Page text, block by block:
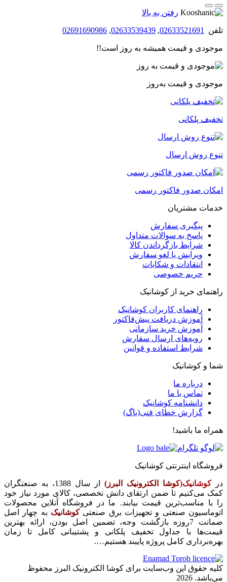
رفتن به بالا
تلفن 02633521691
,
02633539439
,
02691690986
موجودی و قیمت همیشه به روز است!!
موجودی و قیمت به‌روز
تخفیف پلکانی
تنوع روش ارسال
امکان صدور فاکتور رسمی
خدمات مشتریان
پیگیری سفارش
پاسخ به سوالات متداول
شرایط بازگرداندن کالا
ویرایش یا لغو سفارش
انتقادات و شکایات
حریم خصوصی
راهنمای خرید از کوشانیک
راهنمای کاربران کوشانیک
آموزش دریافت پیش‌فاکتور
آموزش خرید سازمانی
رویه‌های ارسال سفارش
شرایط استفاده و قوانین
شما و کوشانیک
درباره ما
تماس با ما
دانشنامه کوشانیک
گزارش خطای فنی(باگ)
همراه ما باشید!
فروشگاه اینترنتی کوشانیک
در کوشانیک(کوشا الکترونیک البرز)
از سال 1388، به صنعتگران
کمک می‌کنیم تا ضمن ارتقای دانش تخصصی، کالای مورد نیاز خود
را با مناسب‌ترین قیمت بیابند. ما در فروشگاه آنلاین محصولات
اتوماسیون صنعتی و تجهیزات برق صنعتی کوشانیک به چهار اصل
ضمانت 7روزه بازگشت وجه، تضمین اصل بودن، ارائه بهترین
قیمت‌ها با جداول تخفیف پلکانی و پشتیبانی کامل تا زمان
بهره‌برداری کامل پروژه پایبند هستیم….
کلیه حقوق این وب‌سایت برای کوشا الکترونیک البرز محفوظ
می‌باشد. 2026